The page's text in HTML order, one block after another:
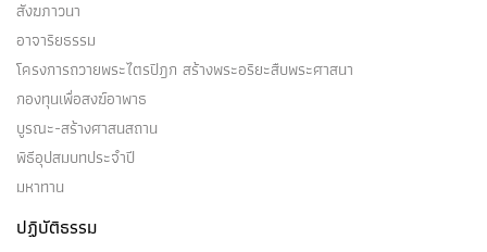
สังฆภาวนา
อาจาริยธรรม
โครงการถวายพระไตรปิฎก สร้างพระอริยะสืบพระศาสนา
กองทุนเพื่อสงฆ์อาพาธ
บูรณะ-สร้างศาสนสถาน
พิธีอุปสมบทประจำปี
มหาทาน
ปฏิบัติธรรม